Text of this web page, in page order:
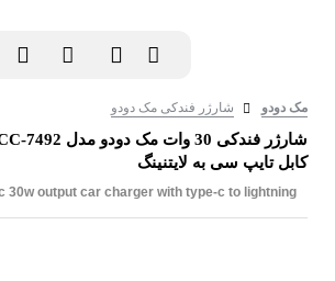
مک دودو شارژر فندکی مک دودو
کابل تایپ سی به لایتنینگ
30w output car charger with type-c to lightning